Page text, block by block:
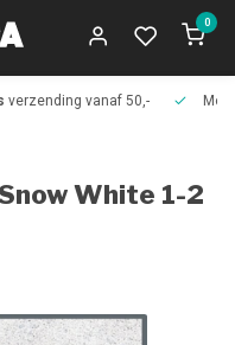
0
verzending vanaf 50,-
White 1-2